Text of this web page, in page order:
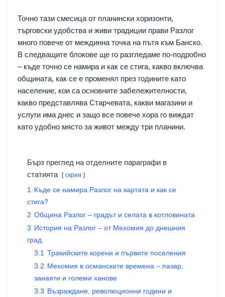
Точно тази смесица от планински хоризонти,
търговски удобства и живи традиции прави Разлог
много повече от междинна точка на пътя към Банско.
В следващите блокове ще го разгледаме по-подробно
– къде точно се намира и как се стига, какво включва
общината, как се е променял през годините като
население, кои са основните забележителности,
какво представлява Старчевата, какви магазини и
услуги има днес и защо все повече хора го виждат
като удобно място за живот между три планини.
Бърз преглед на отделните параграфи в
статията
скрии
1
Къде се намира Разлог на картата и как се
стига?
2 Община Разлог – градът и селата в котловината
3 История на Разлог – от Мехомия до днешния
град
3.1
Тракийските корени и първите поселения
3.2 Мехомия в османските времена – пазар,
занаяти и големи ханове
3.3 Възраждане, революционни години и